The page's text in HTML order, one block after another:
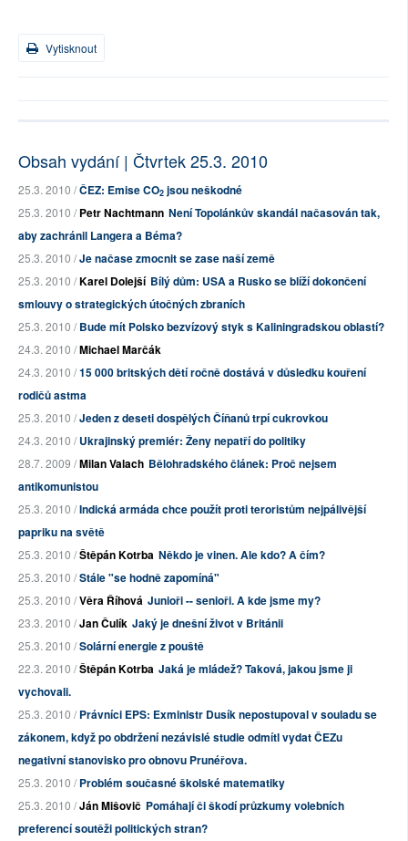
Vytisknout
Obsah vydání | Čtvrtek 25.3. 2010
25.3. 2010 /ČEZ: Emise CO2 jsou neškodné
25.3. 2010 /Petr Nachtmann Není Topolánkův skandál načasován tak,
aby zachránil Langera a Béma?
25.3. 2010 /Je načase zmocnit se zase naší země
25.3. 2010 /Karel Dolejší Bílý dům: USA a Rusko se blíží dokončení
smlouvy o strategických útočných zbraních
25.3. 2010 /Bude mít Polsko bezvízový styk s Kaliningradskou oblastí?
24.3. 2010 /Michael Marčák
24.3. 2010 /15 000 britských dětí ročně dostává v důsledku kouření
rodičů astma
25.3. 2010 /Jeden z deseti dospělých Číňanů trpí cukrovkou
24.3. 2010 /Ukrajinský premiér: Ženy nepatří do politiky
28.7. 2009 /Milan Valach Bělohradského článek: Proč nejsem
antikomunistou
25.3. 2010 /Indická armáda chce použít proti teroristům nejpálivější
papriku na světě
25.3. 2010 /Štěpán Kotrba Někdo je vinen. Ale kdo? A čím?
25.3. 2010 /Stále "se hodně zapomíná"
25.3. 2010 /Věra Říhová Junioři -- senioři. A kde jsme my?
23.3. 2010 /Jan Čulík Jaký je dnešní život v Británii
25.3. 2010 /Solární energie z pouště
22.3. 2010 /Štěpán Kotrba Jaká je mládež? Taková, jakou jsme ji
vychovali.
25.3. 2010 /Právníci EPS: Exministr Dusík nepostupoval v souladu se
zákonem, když po obdržení nezávislé studie odmítl vydat ČEZu
negativní stanovisko pro obnovu Prunéřova.
25.3. 2010 /Problém současné školské matematiky
25.3. 2010 /Ján Mišovič Pomáhají či škodí průzkumy volebních
preferencí soutěži politických stran?